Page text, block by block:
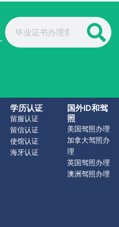
Search
学历认证
留服认证
留信认证
使馆认证
海牙认证
国外ID和驾
照
美国驾照办理
加拿大驾照办
理
英国驾照办理
澳洲驾照办理